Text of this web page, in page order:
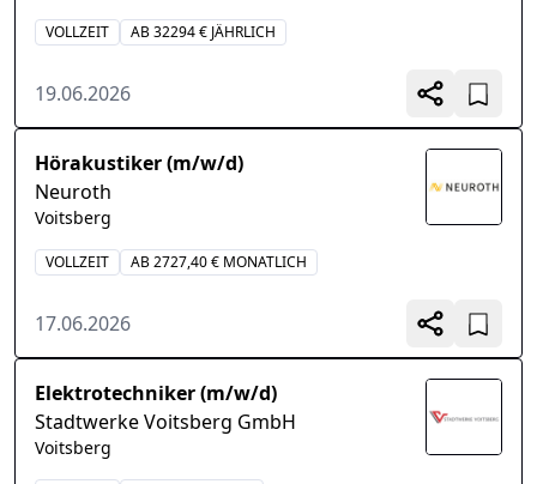
VOLLZEIT AB 32294 € JÄHRLICH
19.06.2026
Hörakustiker (m/w/d)
Neuroth
Voitsberg
VOLLZEIT AB 2727,40 € MONATLICH
17.06.2026
Elektrotechniker (m/w/d)
Stadtwerke Voitsberg GmbH
Voitsberg